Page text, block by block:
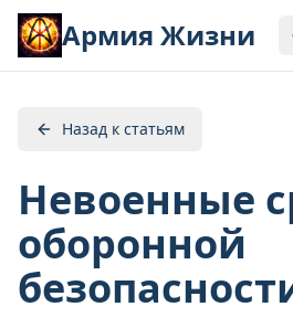
Армия Жизни
Назад к статьям
Невоенные
оборонной